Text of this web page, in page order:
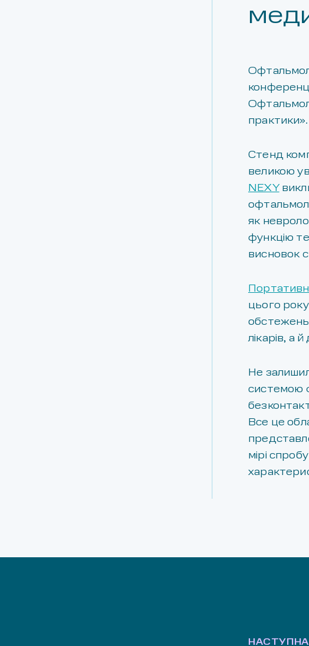
практики».
Стенд
великою
NEXY
як
функцію
висновок
цього
обстежень
лікарів, а
Не
системою
Все це
мірі